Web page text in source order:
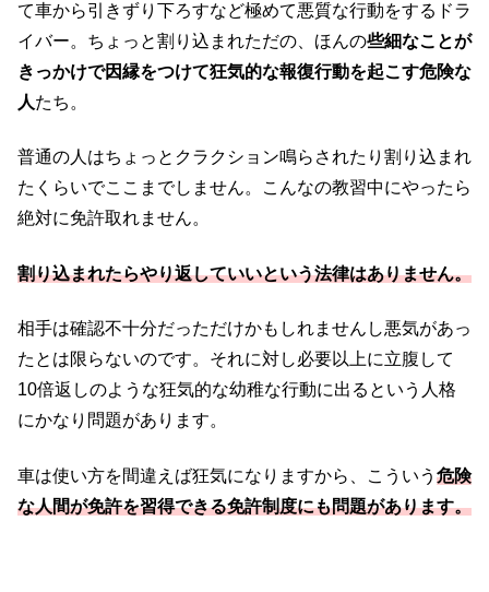
て車から引きずり下ろすなど極めて悪質な行動をするドラ
イバー。ちょっと割り込まれただの、ほんの些細なことが
きっかけで因縁をつけて狂気的な報復行動を起こす危険な
人たち。
普通の人はちょっとクラクション鳴らされたり割り込まれ
たくらいでここまでしません。こんなの教習中にやったら
絶対に免許取れません。
割り込まれたらやり返していいという法律はありません。
相手は確認不十分だっただけかもしれませんし悪気があっ
たとは限らないのです。それに対し必要以上に立腹して
10倍返しのような狂気的な幼稚な行動に出るという人格
にかなり問題があります。
車は使い方を間違えば狂気になりますから、こういう 危険
な人間が免許を習得できる免許制度にも問題があります。